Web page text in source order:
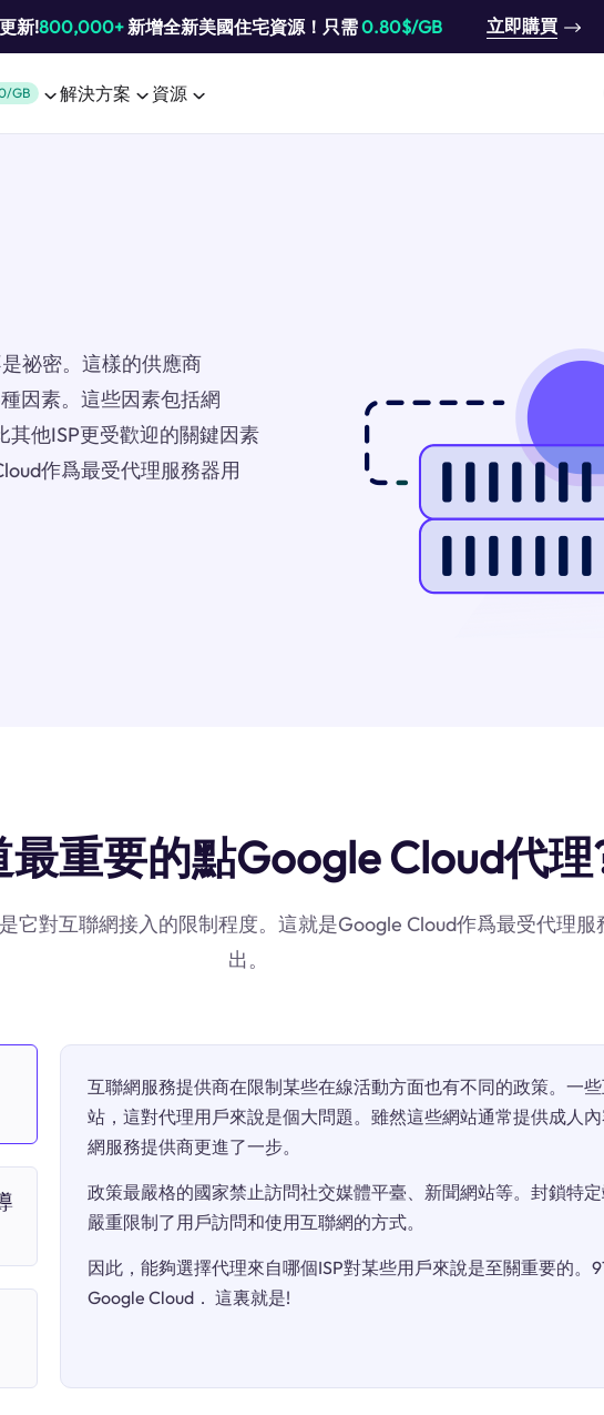
新!800,000+新增全新美國住宅資源！只需0.80$/GB 立即購買
GB 解決方案 資源
祕密。這樣的供應商
因素。這些因素包括網
他ISP更受歡迎的關鍵因素
作爲最受代理服務器用
最重要的點Google Cloud代理
它對互聯網接入的限制程度。這就是Google Cloud作爲最受代理
出。
互聯網服務提供商在限制某些在線活動方面也有不同的政策。一
站，這對代理用戶來說是個大問題。雖然這些網站通常提供成人
網服務提供商更進了一步。
政策最嚴格的國家禁止訪問社交媒體平臺、新聞網站等。封鎖特
嚴重限制了用戶訪問和使用互聯網的方式。
因此，能夠選擇代理來自哪個ISP對某些用戶來說是至關重要的。
Google Cloud． 這裏就是!